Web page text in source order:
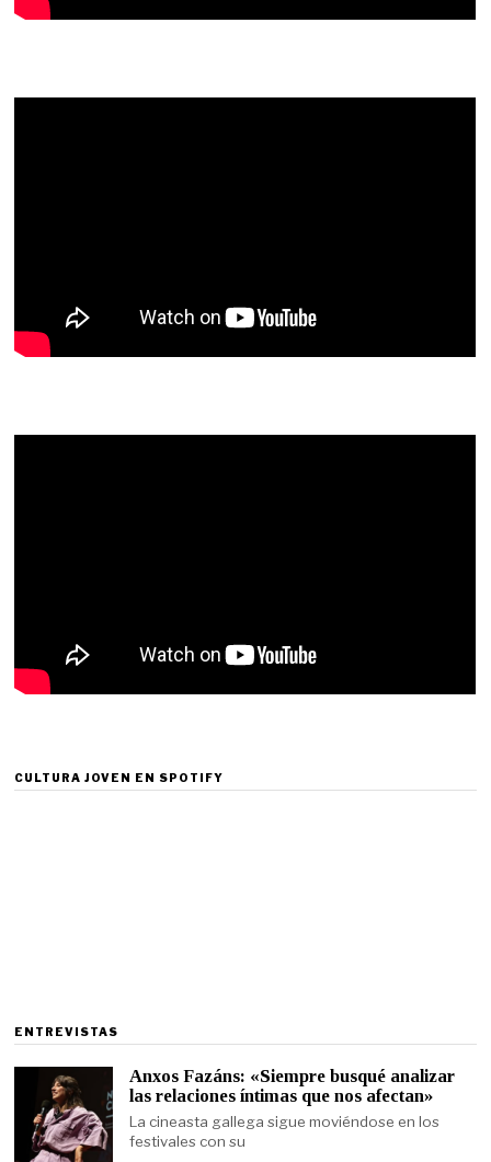
CULTURA JOVEN EN SPOTIFY
ENTREVISTAS
Anxos Fazáns: «Siempre busqué analizar
las relaciones íntimas que nos afectan»
La cineasta gallega sigue moviéndose en los
festivales con su